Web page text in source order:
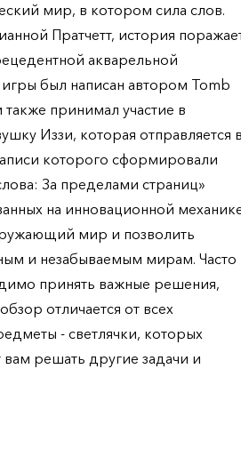
мир, в котором сила слов.
Пратчетт, история
акварельной
был написан автором Tomb
также принимал участие в
Иззи, которая отправляется в
которого сформировали
За пределами страниц»
на инновационной
мир и позволить
и незабываемым мирам. Часто
принять важные решения,
отличается от всех
- светлячки, которых
вам решать другие задачи и